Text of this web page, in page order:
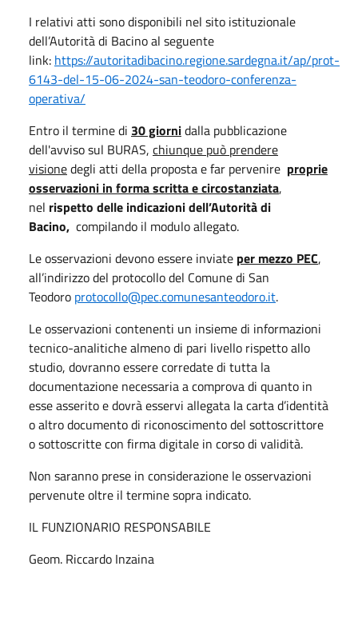
I relativi atti sono disponibili nel sito istituzionale
dell’Autorità di Bacino al seguente
link: https://autoritadibacino.regione.sardegna.it/ap/prot-
6143-del-15-06-2024-san-teodoro-conferenza-
operativa/
Entro il termine di 30 giornidalla pubblicazione
dell'avviso sul BURAS, chiunque può prendere
visionedegli atti della proposta e far pervenire proprie
osservazioni in forma scrittae circostanziata,
nel rispetto delle indicazioni dell’Autorità di
Bacino, compilando il modulo allegato.
Le osservazioni devono essere inviate per mezzo PEC,
all’indirizzo del protocollo del Comune di San
Teodoro protocollo@pec.comunesanteodoro.it.
Le osservazioni contenenti un insieme di informazioni
tecnico-analitiche almeno di pari livello rispetto allo
studio, dovranno essere corredate di tutta la
documentazione necessaria a comprova di quanto in
esse asserito e dovrà esservi allegata la carta d’identità
o altro documento di riconoscimento del sottoscrittore
o sottoscritte con firma digitale in corso di validità.
Non saranno prese in considerazione le osservazioni
pervenute oltre il termine sopra indicato.
IL FUNZIONARIO RESPONSABILE
Geom. Riccardo Inzaina